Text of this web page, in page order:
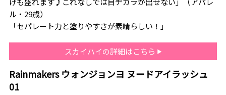
ル・29歳）
「セパレート力と塗りやすさが素晴らしい！」
スカイハイの詳細はこちら
Rainmakers ウォンジョンヨ ヌードアイラッシュ
01